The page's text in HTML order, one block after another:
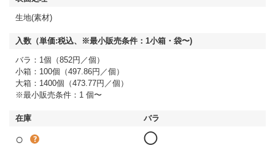
生地(素材)
バラ：1個（852円／個）
小箱：100個（497.86円／個）
大箱：1400個（473.77円／個）
※最小販売条件：1 個〜
○ ◯